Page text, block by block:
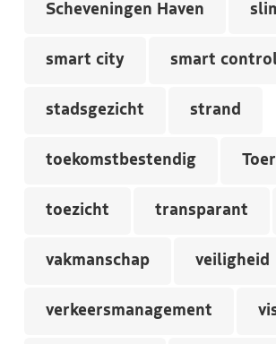
Scheveningen Haven
smart city smart
stadsgezicht strand
toekomstbestendig
toezicht transparant
vakmanschap veiligheid
verkeersmanagement